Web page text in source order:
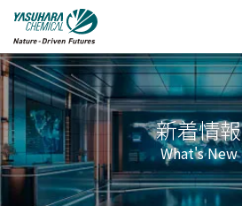
新着情報
What's New